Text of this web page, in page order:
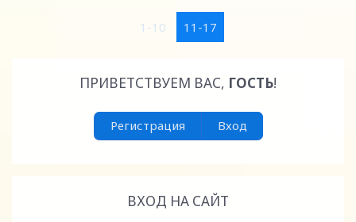
1-10 11-17
ПРИВЕТСТВУЕМ ВАС, ГОСТЬ!
Регистрация Вход
ВХОД НА САЙТ